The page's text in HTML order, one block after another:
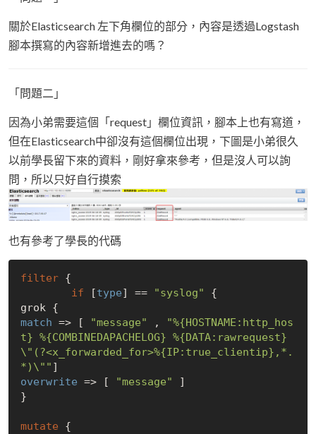
關於Elasticsearch 左下角欄位的部分，內容是透過Logstash
腳本撰寫的內容新增進去的嗎？
「問題二」
因為小弟需要這個「request」欄位資訊，腳本上也有寫道，
但在Elasticsearch中卻沒有這個欄位出現，下圖是小弟很久
以前學長留下來的資料，剛好拿來參考，但是沒人可以詢
問，所以只好自行摸索
也有參考了學長的代碼
filter {
if [type] == "syslog" {
match => [ "message" ,
"%{HOSTNAME:http_hos
t} %{COMBINEDAPACHELOG} %{DATA:rawrequest}
\"(?<x_forwarded_for>%{IP:true_clientip},*.
*)\""
overwrite => [ "message" ]
}
mutate